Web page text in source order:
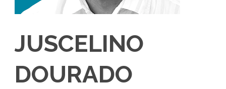
JUSCELINO
DOURADO